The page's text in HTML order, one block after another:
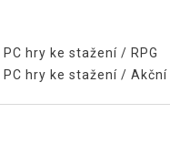
PC hry ke stažení/ RPG
PC hry ke stažení/ Akční